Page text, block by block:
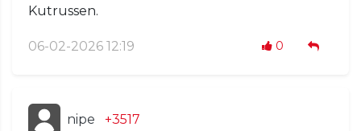
Kutrussen.
06-02-2026 12:19 0
nipe +3517